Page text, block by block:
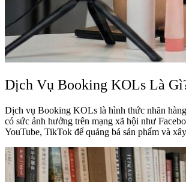
Dịch Vụ Booking KOLs Là
Dịch vụ Booking KOLs là hình thức nhãn
có sức ảnh hưởng trên mạng xã hội như
YouTube, TikTok để quảng bá sản phẩm và